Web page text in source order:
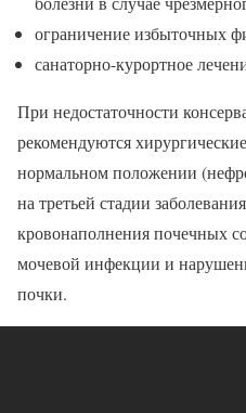
ограничение избыточных
санаторно-курортное
При недостаточности
рекомендуются
нормальном положении
на третьей стадии
кровонаполнения почечных
мочевой инфекции и
почки.